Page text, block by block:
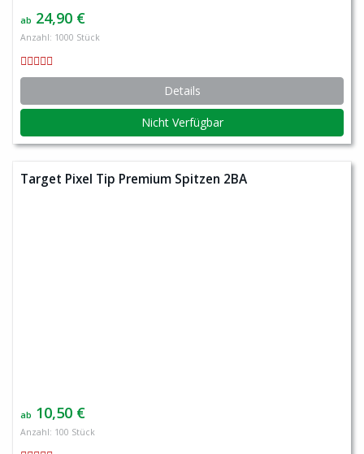
ab 24,90 €
Anzahl: 1000 Stück
Details
Nicht Verfügbar
Target Pixel Tip Premium Spitzen 2BA
ab 10,50 €
Anzahl: 100 Stück